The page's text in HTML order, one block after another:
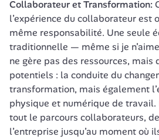
Collaborateur et Transformation:
l’expérience du collaborateur est
même responsabilité. Une seule
traditionnelle — même si je
ne gère pas des ressources, mais
potentiels : la conduite du
transformation, mais également
physique et numérique de travail.
tout le parcours collaborateurs,
l’entreprise jusqu’au moment où